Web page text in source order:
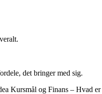
det bringer med sig.
Kursmål og Finans – Hvad